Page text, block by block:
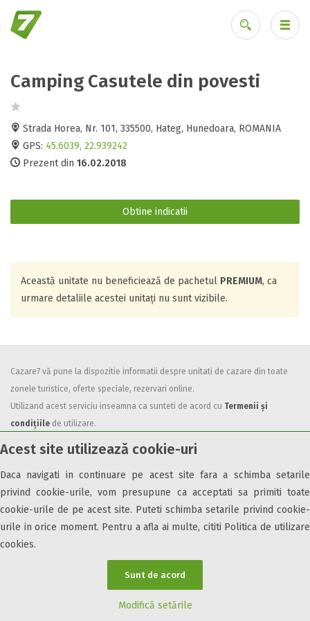
Acest site utilizează cookie-uri
Daca navigati in continuare pe acest site fara a schimba setarile
privind cookie-urile, vom presupune ca acceptati sa primiti toate
cookie-urile de pe acest site. Puteti schimba setarile privind cookie-
urile in orice moment. Pentru a afla ai multe, cititi Politica de utilizare
cookies.
Sunt de acord
Modifică setările
Ai uitat parola?
Camping Casutele din povesti
Strada Horea, Nr. 101, 335500, Hateg, Hunedoara, ROMANIA
GPS: 45.6039, 22.939242
Prezent din 16.02.2018
Obtine indicatii
Această unitate nu beneficiează de pachetul PREMIUM, ca
urmare detaliile acestei unitați nu sunt vizibile.
Cazare7 vă pune la dispozitie informatii despre unitati de cazare din toate
zonele turistice, oferte speciale, rezervari online.
Utilizand acest serviciu inseamna ca sunteti de acord cu Termenii și
condițiile de utilizare.
© 2026 Cazare7. Toate drepturile rezervate.
Obiective turistice